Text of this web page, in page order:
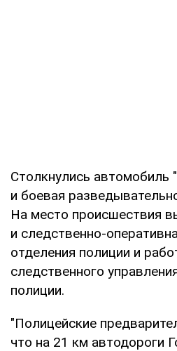
Столкнулись автомобиль
и боевая
На место происшествия
и следственно-
отделения полиции и
следственного
полиции.
"Полицейские
что на 21 км автодороги